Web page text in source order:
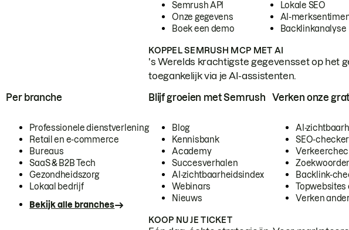
Semrush API
Onze gegevens
Boek een demo
Lokale SEO
AI-
Backlinkanalyse
KOPPEL SEMRUSH MCP MET AI
's Werelds krachtigste gegevensset op het
toegankelijk via je AI-assistenten.
Per branche
Professionele dienstverlening
Retail en e-commerce
Bureaus
SaaS & B2B Tech
Gezondheidszorg
Lokaal bedrijf
Bekijk alle branches
Blijf groeien met Semrush
Blog
Kennisbank
Academy
Succesverhalen
AI-zichtbaarheidsindex
Webinars
Nieuws
Verken onze
AI-
SEO-checker
Backlink-
Topwebsites
Verken
KOOP NU JE TICKET